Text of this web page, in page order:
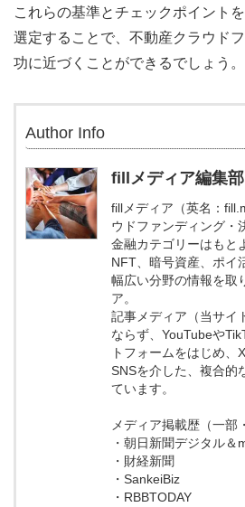
これらの基準とチェックポイント
選定することで、不動産クラウド
功に近づくことができるでしょう。
Author Info
fillメディア編集部
fillメディア（英名：
ウドファンディング・
金融カテゴリーはもと
NFT、暗号資産、ポイ
幅広い分野の情報を取
ア。
記事メディア（当サイ
ならず、YouTubeや
トフォームをはじめ、
SNSを介した、複合的
ています。
メディア掲載歴（一部
・朝日新聞デジタル＆
・財経新聞
・SankeiBiz
・RBBTODAY